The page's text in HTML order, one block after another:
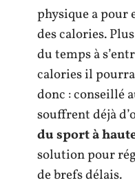
physique a pour
des calories.
du temps à
calories il
donc : conseillé
souffrent déjà
du sport à
solution pour
de brefs délais.